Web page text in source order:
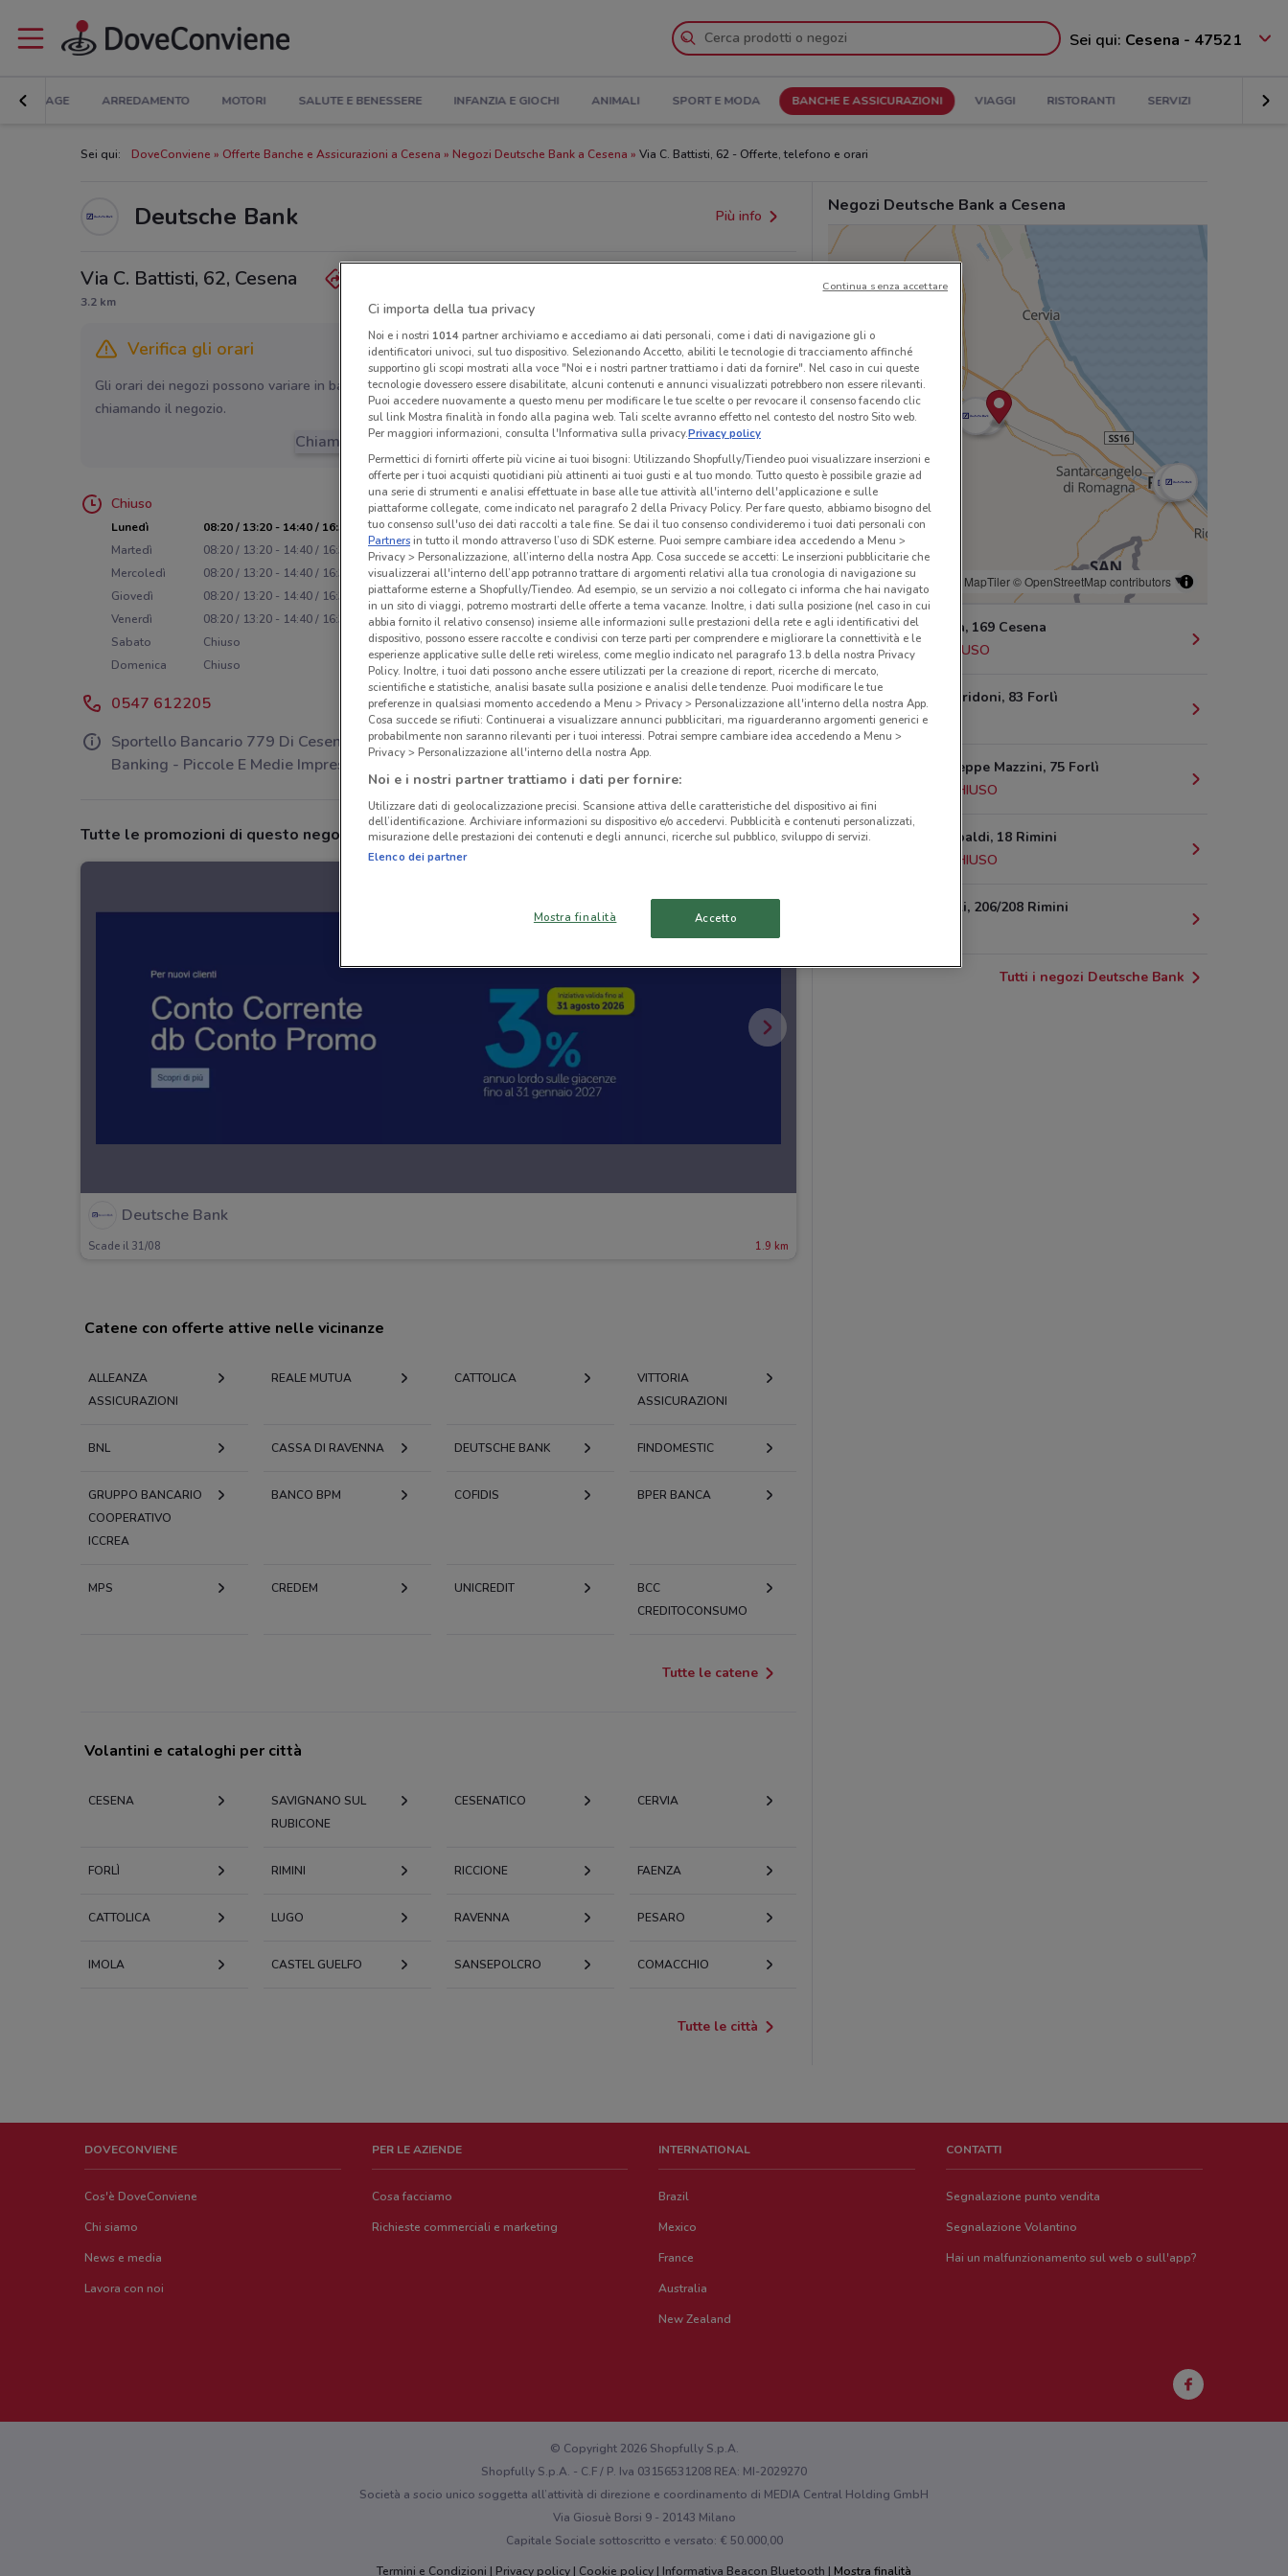
Sei qui: Cesena - 47521
BRICOLAGE ARREDAMENTO MOTORI SALUTE E BENESSERE INFANZIA E GIOCHI ANIMALI SPORT E MODA BANCHE E ASSICURAZIONI VIAGGI RISTORANTI SERVIZI
Sei qui: DoveConviene Offerte Banche e Assicurazioni a Cesena Negozi Deutsche Bank a Cesena Via C. Battisti, 62 - Offerte, telefono e orari
Deutsche Bank Più info
Via C. Battisti, 62, Cesena
3.2 km
Verifica gli orari
Gli orari dei negozi possono variare in base agli ultimi provvedimenti regionali o nazionali. Verifica l’accuratezza
chiamando il negozio.
Chiama il negozio
Chiuso
Lunedì
08:20 / 13:20 - 14:40 / 16:30
Martedì
08:20 / 13:20 - 14:40 / 16:30
Mercoledì
08:20 / 13:20 - 14:40 / 16:30
Giovedì
08:20 / 13:20 - 14:40 / 16:30
Venerdì
08:20 / 13:20 - 14:40 / 16:30
Sabato
Chiuso
Domenica
Chiuso
0547 612205
Sportello Bancario 779 Di Cesena - Private
Banking - Piccole E Medie Imprese
Tutte le promozioni di questo negozio
Deutsche Bank
Scade il 31/08 1.9 km
Negozi Deutsche Bank a Cesena
© MapTiler© OpenStreetMap contributors
Via A. Costa, 169 Cesena
1.9 km
CHIUSO
Viale F. Corridoni, 83 Forlì
21.1 km
Corso Giuseppe Mazzini, 75 Forlì
CHIUSO
Via G. Garibaldi, 18 Rimini
CHIUSO
Viale Tripoli, 206/208 Rimini
Tutti i negozi Deutsche Bank
Catene con offerte attive nelle vicinanze
ALLEANZA
ASSICURAZIONI
REALE MUTUA CATTOLICA
VITTORIA
ASSICURAZIONI
BNL CASSA DI RAVENNA DEUTSCHE BANK FINDOMESTIC
GRUPPO BANCARIO
COOPERATIVO
ICCREA
BANCO BPM COFIDIS BPER BANCA
MPS CREDEM UNICREDIT
BCC
CREDITOCONSUMO
Tutte le catene
Volantini e cataloghi per città
CESENA
SAVIGNANO SUL
RUBICONE
CESENATICO CERVIA
FORLÌ RIMINI RICCIONE FAENZA
CATTOLICA LUGO RAVENNA PESARO
IMOLA CASTEL GUELFO SANSEPOLCRO COMACCHIO
Tutte le città
DOVECONVIENE
Cos'è DoveConviene
Chi siamo
News e media
Lavora con noi
PER LE AZIENDE
Cosa facciamo
Richieste commerciali e marketing
INTERNATIONAL
Brazil
Mexico
France
Australia
New Zealand
CONTATTI
Segnalazione punto vendita
Segnalazione Volantino
Hai un malfunzionamento sul web o sull'app?
© Copyright 2026 Shopfully S.p.A.
Shopfully S.p.A. - C.F / P. Iva 03156531208 REA: MI-2029270
Società a socio unico soggetta all’attività di direzione e coordinamento di MEDIA Central Holding GmbH
Via Giosuè Borsi 9 - 20143 Milano
Capitale Sociale sottoscritto e versato: € 50.000,00
Termini e Condizioni
Privacy policy Cookie policy Informativa Beacon Bluetooth Mostra finalità
Ci importa della tua privacy
Noi e i nostri 1014partner archiviamo e accediamo ai dati personali, come i dati di navigazione gli o
identificatori univoci, sul tuo dispositivo. Selezionando Accetto, abiliti le tecnologie di tracciamento affinché
supportino gli scopi mostrati alla voce "Noi e i nostri partner trattiamo i dati da fornire". Nel caso in cui queste
tecnologie dovessero essere disabilitate, alcuni contenuti e annunci visualizzati potrebbero non essere rilevanti.
Puoi accedere nuovamente a questo menu per modificare le tue scelte o per revocare il consenso facendo clic
sul link Mostra finalità in fondo alla pagina web. Tali scelte avranno effetto nel contesto del nostro Sito web.
Per maggiori informazioni, consulta l'Informativa sulla privacy.Privacy policy
Permettici di fornirti offerte più vicine ai tuoi bisogni: Utilizzando Shopfully/Tiendeo puoi visualizzare inserzioni e
offerte per i tuoi acquisti quotidiani più attinenti ai tuoi gusti e al tuo mondo. Tutto questo è possibile grazie ad
una serie di strumenti e analisi effettuate in base alle tue attività all'interno dell'applicazione e sulle
piattaforme collegate, come indicato nel paragrafo 2 della Privacy Policy. Per fare questo, abbiamo bisogno del
tuo consenso sull'uso dei dati raccolti a tale fine. Se dai il tuo consenso condivideremo i tuoi dati personali con
Partnersin tutto il mondo attraverso l’uso di SDK esterne. Puoi sempre cambiare idea accedendo a Menu >
Privacy > Personalizzazione, all’interno della nostra App. Cosa succede se accetti: Le inserzioni pubblicitarie che
visualizzerai all'interno dell’app potranno trattare di argomenti relativi alla tua cronologia di navigazione su
piattaforme esterne a Shopfully/Tiendeo. Ad esempio, se un servizio a noi collegato ci informa che hai navigato
in un sito di viaggi, potremo mostrarti delle offerte a tema vacanze. Inoltre, i dati sulla posizione (nel caso in cui
abbia fornito il relativo consenso) insieme alle informazioni sulle prestazioni della rete e agli identificativi del
dispositivo, possono essere raccolte e condivisi con terze parti per comprendere e migliorare la connettività e le
esperienze applicative sulle delle reti wireless, come meglio indicato nel paragrafo 13.b della nostra Privacy
Policy. Inoltre, i tuoi dati possono anche essere utilizzati per la creazione di report, ricerche di mercato,
scientifiche e statistiche, analisi basate sulla posizione e analisi delle tendenze. Puoi modificare le tue
preferenze in qualsiasi momento accedendo a Menu > Privacy > Personalizzazione all'interno della nostra App.
Cosa succede se rifiuti: Continuerai a visualizzare annunci pubblicitari, ma riguarderanno argomenti generici e
probabilmente non saranno rilevanti per i tuoi interessi. Potrai sempre cambiare idea accedendo a Menu >
Privacy > Personalizzazione all'interno della nostra App.
Noi e i nostri partner trattiamo i dati per fornire:
Utilizzare dati di geolocalizzazione precisi. Scansione attiva delle caratteristiche del dispositivo ai fini
dell’identificazione. Archiviare informazioni su dispositivo e/o accedervi. Pubblicità e contenuti personalizzati,
misurazione delle prestazioni dei contenuti e degli annunci, ricerche sul pubblico, sviluppo di servizi.
Elenco dei partner
Mostra finalità Accetto
Continua senza accettare